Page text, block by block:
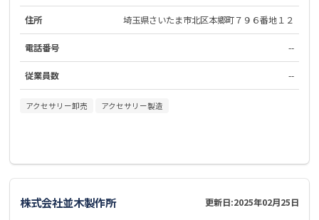
住所 埼玉県さいたま市北区本郷町７９６番地１２
電話番号 --
従業員数 --
アクセサリー卸売 アクセサリー製造
株式会社並木製作所 更新日:2025年02月25日